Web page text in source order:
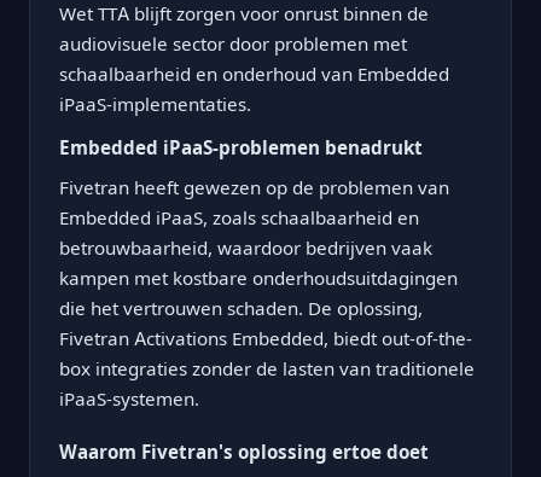
Wet TTA blijft zorgen voor onrust binnen de
audiovisuele sector door problemen met
schaalbaarheid en onderhoud van Embedded
iPaaS-implementaties.
Embedded iPaaS-problemen benadrukt
Fivetran heeft gewezen op de problemen van
Embedded iPaaS, zoals schaalbaarheid en
betrouwbaarheid, waardoor bedrijven vaak
kampen met kostbare onderhoudsuitdagingen
die het vertrouwen schaden. De oplossing,
Fivetran Activations Embedded, biedt out-of-the-
box integraties zonder de lasten van traditionele
iPaaS-systemen.
Waarom Fivetran's oplossing ertoe doet